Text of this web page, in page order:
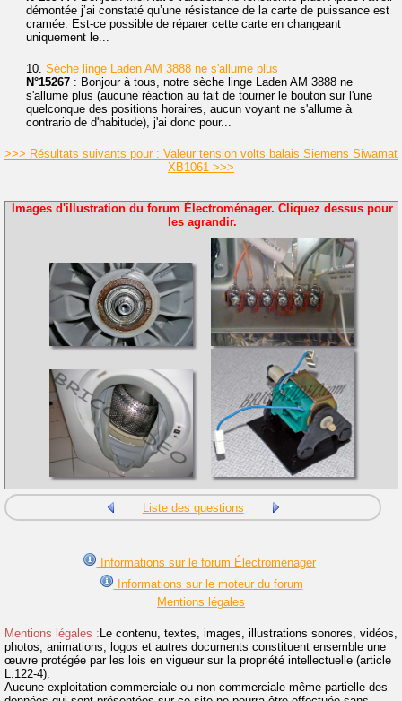
démontée j’ai constaté qu’une résistance de la carte de puissance est
cramée. Est-ce possible de réparer cette carte en changeant
uniquement le...
10. Sèche linge Laden AM 3888 ne s'allume plus
N°15267 : Bonjour à tous, notre sèche linge Laden AM 3888 ne
s'allume plus (aucune réaction au fait de tourner le bouton sur l'une
quelconque des positions horaires, aucun voyant ne s'allume à
contrario de d'habitude), j'ai donc pour...
>>> Résultats suivants pour : Valeur tension volts balais Siemens Siwamat
XB1061 >>>
Images d'illustration du forum Électroménager. Cliquez dessus pour
les agrandir.
Liste des questions
Informations sur le forum Électroménager
Informations sur le moteur du forum
Mentions légales
Mentions légales : Le contenu, textes, images, illustrations sonores, vidéos,
photos, animations, logos et autres documents constituent ensemble une
œuvre protégée par les lois en vigueur sur la propriété intellectuelle (article
L.122-4).
Aucune exploitation commerciale ou non commerciale même partielle des